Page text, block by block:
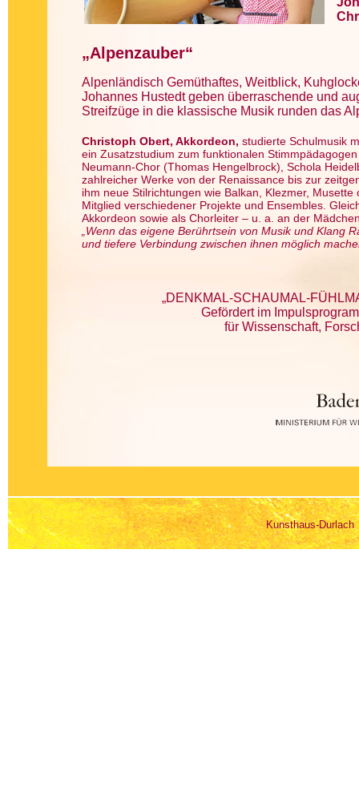
„Alpenzauber“
Alpenländisch Gemüthaftes, Weitblick,
Johannes Hustedt geben überraschende und
Streifzüge in die klassische Musik runden das
Christoph Obert, Akkordeon, studierte Schulmusik
ein Zusatzstudium zum funktionalen
Neumann-Chor (Thomas Hengelbrock), Schola
zahlreicher Werke von der Renaissance bis zur
ihm neue Stilrichtungen wie Balkan, Klezmer,
Mitglied verschiedener Projekte und Ensembles.
Akkordeon sowie als Chorleiter – u. a. an der
„Wenn das eigene Berührtsein von Musik und Klang
und tiefere Verbindung zwischen ihnen möglich
„DENKMAL-SCHAUMAL-
Gefördert im
für Wissenschaft,
Kunsthaus-Durlach